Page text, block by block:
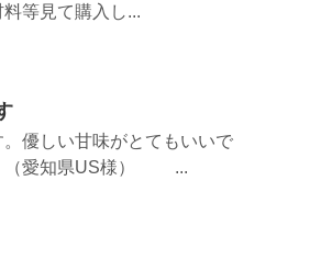
等見て購入し...
優しい甘味がとてもいいで
様） ...